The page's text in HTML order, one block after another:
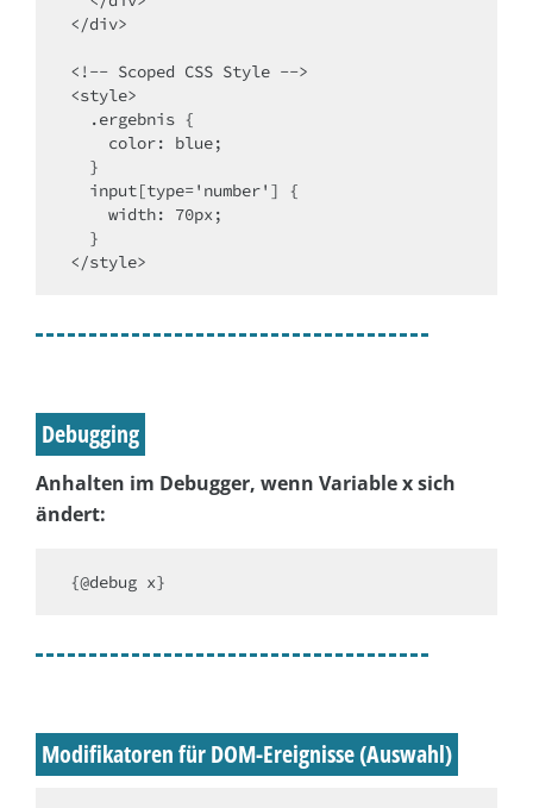
</div>
<!-- Scoped CSS Style -->
  .ergebnis
{
color:
blue;
input[type='number' ] {
width: 70px;
</style>
Debugging
Anhalten im Debugger, wenn Variable x sich
ändert:
{@debug x}
Modifikatoren für DOM-Ereignisse (Auswahl)